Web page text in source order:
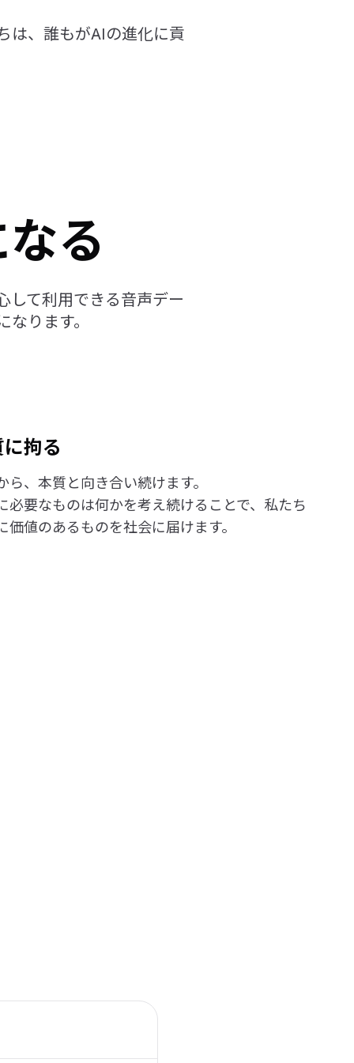
は、誰もがAIの進化に貢
る
して利用できる音声デー
ります。
拘る
ら、本質と向き合い続けます。
必要なものは何かを考え続けることで、私たち
価値のあるものを社会に届けます。